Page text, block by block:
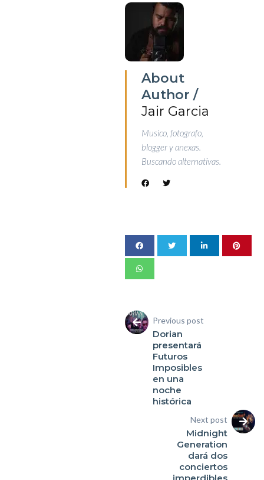
About
Author /
Jair Garcia
Musico, fotografo,
blogger y anexas.
Buscando alternativas.
Previous post
Dorian
presentará
Futuros
Imposibles
en una
noche
histórica
Next post
Midnight
Generation
dará dos
conciertos